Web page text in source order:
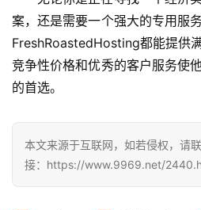
案，还是需要一个强大的专用服
FreshRoastedHosting都能提供
竞争性价格和优秀的客户服务使
的首选。
本文来源于互联网，如若侵权，请
接：https://www.9969.net/